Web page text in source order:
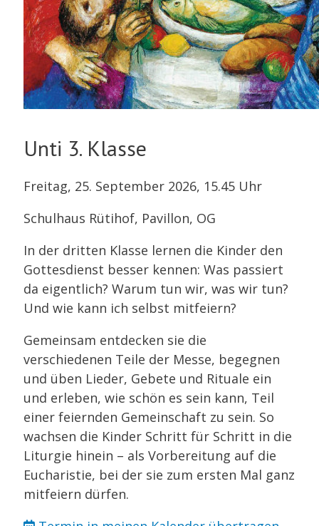
Unti 3. Klasse
Freitag, 25. September 2026, 15.45 Uhr
Schulhaus Rütihof, Pavillon, OG
In der dritten Klasse lernen die Kinder den
Gottesdienst besser kennen: Was passiert
da eigentlich? Warum tun wir, was wir tun?
Und wie kann ich selbst mitfeiern?
Gemeinsam entdecken sie die
verschiedenen Teile der Messe, begegnen
und üben Lieder, Gebete und Rituale ein
und erleben, wie schön es sein kann, Teil
einer feiernden Gemeinschaft zu sein. So
wachsen die Kinder Schritt für Schritt in die
Liturgie hinein – als Vorbereitung auf die
Eucharistie, bei der sie zum ersten Mal ganz
mitfeiern dürfen.